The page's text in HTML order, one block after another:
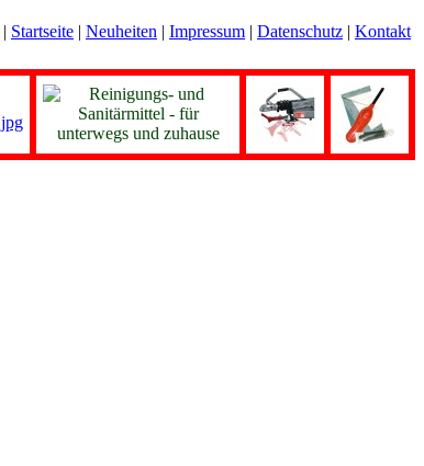
| Startseite | Neuheiten | Impressum | Datenschutz | Kontakt